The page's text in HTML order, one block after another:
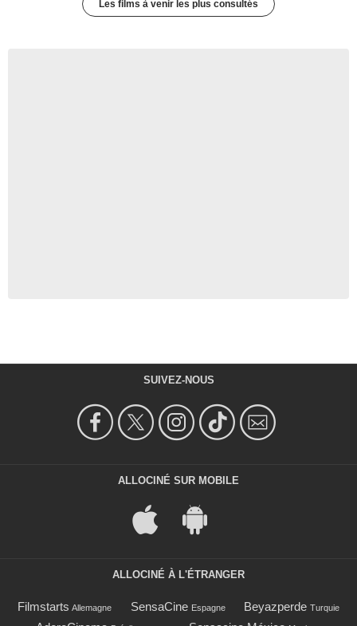
Les films à venir les plus consultés
SUIVEZ-NOUS
ALLOCINÉ SUR MOBILE
ALLOCINÉ À L'ÉTRANGER
Filmstarts Allemagne SensaCine Espagne Beyazperde Turquie